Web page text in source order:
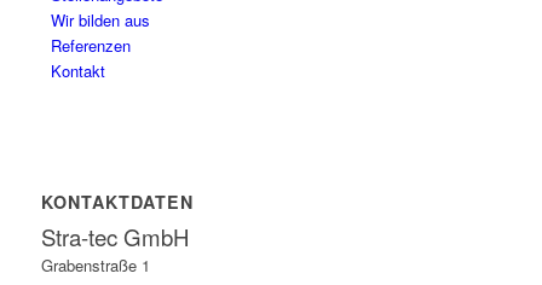
Wir bilden aus
Referenzen
Kontakt
KONTAKTDATEN
Stra-tec GmbH
Grabenstraße 1